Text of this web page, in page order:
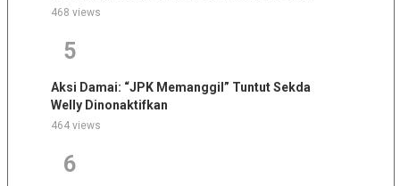
468 views
5
Aksi Damai: “JPK Memanggil” Tuntut Sekda
Welly Dinonaktifkan
464 views
6